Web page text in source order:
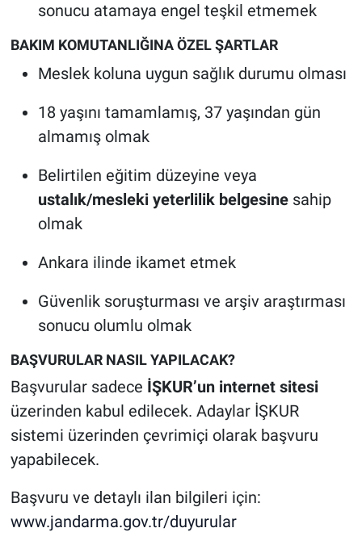
sonucu atamaya engel teşkil etmemek
BAKIM KOMUTANLIĞINA ÖZEL ŞARTLAR
Meslek koluna uygun sağlık durumu olması
18 yaşını tamamlamış, 37 yaşından gün
almamış olmak
Belirtilen eğitim düzeyine veya
ustalık/mesleki yeterlilik belgesinesahip
olmak
Ankara ilinde ikamet etmek
Güvenlik soruşturması ve arşiv araştırması
sonucu olumlu olmak
BAŞVURULAR NASIL YAPILACAK?
Başvurular sadece İŞKUR’un internet sitesi
üzerinden kabul edilecek. Adaylar İŞKUR
sistemi üzerinden çevrimiçi olarak başvuru
yapabilecek.
Başvuru ve detaylı ilan bilgileri için:
www.jandarma.gov.tr/duyurular